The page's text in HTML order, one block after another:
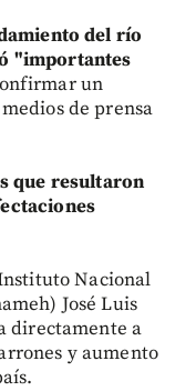
del río
"importantes
un
de prensa
que resultaron
Nacional
José Luis
directamente a
y aumento